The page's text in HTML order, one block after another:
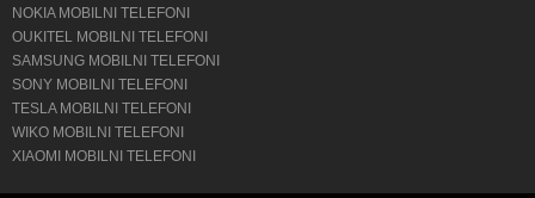
NOKIA MOBILNI TELEFONI
OUKITEL MOBILNI TELEFONI
SAMSUNG MOBILNI TELEFONI
SONY MOBILNI TELEFONI
TESLA MOBILNI TELEFONI
WIKO MOBILNI TELEFONI
XIAOMI MOBILNI TELEFONI